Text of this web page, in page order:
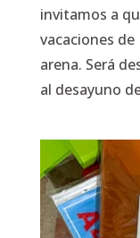
invitamos a
vacaciones
arena. Será
al desayuno